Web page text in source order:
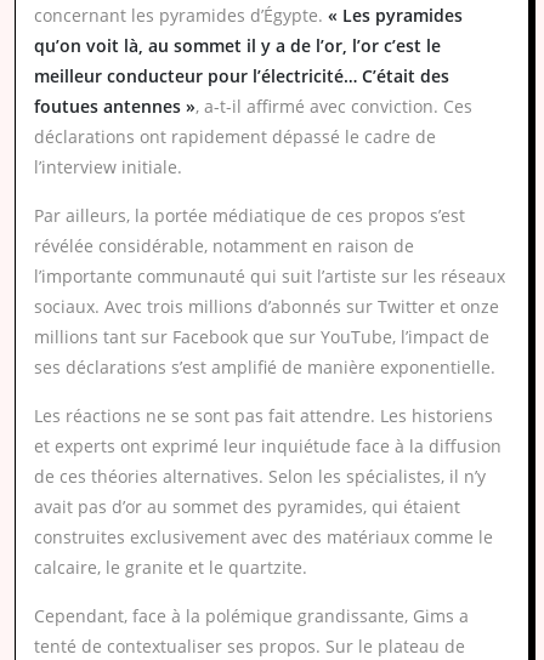
concernant les pyramides d’Égypte. « Les pyramides
qu’on voit là, au sommet il y a de l’or, l’or c’est le
meilleur conducteur pour l’électricité… C’était des
foutues antennes », a-t-il affirmé avec conviction. Ces
déclarations ont rapidement dépassé le cadre de
l’interview initiale.
Par ailleurs, la portée médiatique de ces propos s’est
révélée considérable, notamment en raison de
l’importante communauté qui suit l’artiste sur les réseaux
sociaux. Avec trois millions d’abonnés sur Twitter et onze
millions tant sur Facebook que sur YouTube, l’impact de
ses déclarations s’est amplifié de manière exponentielle.
Les réactions ne se sont pas fait attendre. Les historiens
et experts ont exprimé leur inquiétude face à la diffusion
de ces théories alternatives. Selon les spécialistes, il n’y
avait pas d’or au sommet des pyramides, qui étaient
construites exclusivement avec des matériaux comme le
calcaire, le granite et le quartzite.
Cependant, face à la polémique grandissante, Gims a
tenté de contextualiser ses propos. Sur le plateau de